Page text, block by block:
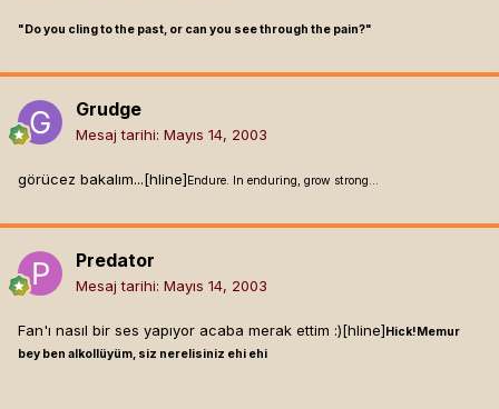
"Do you cling to the past, or can you see through the pain?"
Grudge
Mesaj tarihi: Mayıs 14, 2003
görücez bakalım...[hline] Endure. In enduring, grow strong...
Predator
Mesaj tarihi: Mayıs 14, 2003
Fan'ı nasıl bir ses yapıyor acaba merak ettim :)[hline] Hick!Memur
bey ben alkollüyüm, siz nerelisiniz ehi ehi